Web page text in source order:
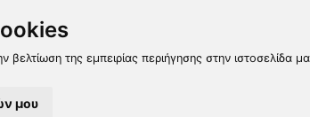
της εμπειρίας περιήγησης στην ιστοσελίδα
μου